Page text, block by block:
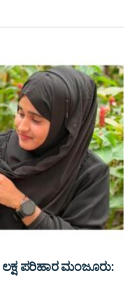
ಲಕ್ಷ ಪರಿಹಾರ ಮಂಜೂರು: